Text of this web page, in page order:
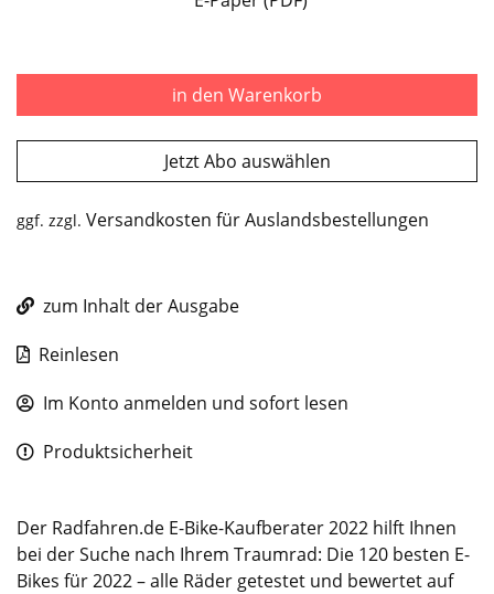
in den Warenkorb
Jetzt Abo auswählen
ggf. zzgl. Versandkosten für Auslandsbestellungen
zum Inhalt der Ausgabe
Reinlesen
Im Konto anmelden und sofort lesen
Produktsicherheit
Der Radfahren.de E-Bike-Kaufberater 2022 hilft Ihnen
bei der Suche nach Ihrem Traumrad: Die 120 besten E-
Bikes für 2022 – alle Räder getestet und bewertet auf